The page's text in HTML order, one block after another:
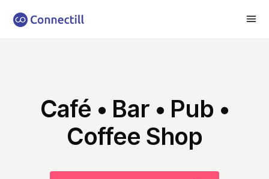
Café • Bar • Pub •
Coffee Shop